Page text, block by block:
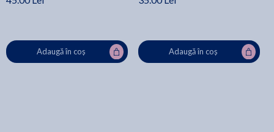
Adaugă în coș Adaugă în coș